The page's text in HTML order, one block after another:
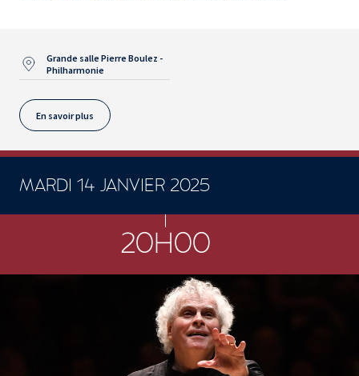
Grande salle Pierre Boulez -
Philharmonie
En savoir plus
MARDI 14 JANVIER 2025
20H00